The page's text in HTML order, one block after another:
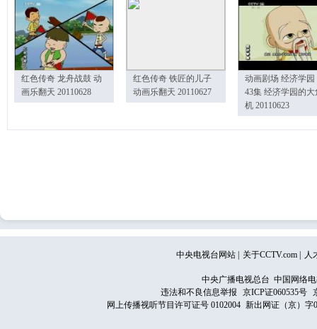
红色传奇 龙舟战鼓 动
画乐翻天 20110628
红色传奇 铁匠的儿子
动画乐翻天 20110627
动画剧场 经济学园
43集 经济学园的大
机 20110623
中央电视台网站 关于CCTV.com 人
中央广播电视总台 中国网络
违法和不良信息举报
京ICP证060535号
网上传播视听节目许可证号 0102004 新出网证（京）